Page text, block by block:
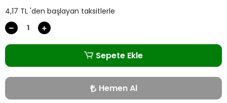
4,17 TL 'den başlayan taksitlerle
Sepete Ekle
Hemen Al